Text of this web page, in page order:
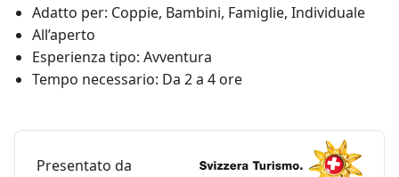
divertimento estivo per tutta la famiglia.
Adatto per: Coppie, Bambini, Famiglie, Individuale
All’aperto
Esperienza tipo: Avventura
Tempo necessario: Da 2 a 4 ore
Presentato da